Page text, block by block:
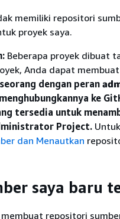
memiliki repositori
proyek saya.
Beberapa proyek dibuat
Anda dapat
dengan peran
ke
tersedia untuk
Project.
dan Menautkan
saya baru
membuat repositori